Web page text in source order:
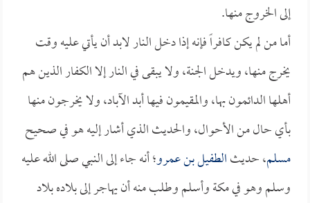
إلى الخروج منها.
أما من لم يكن كافراً فإنه إذا دخل النار لابد أن يأتي عليه وقت
يخرج منها، ويدخل الجنة، ولا يبقى في النار إلا الكفار الذين هم
أهلها الدائمون بها، والمقيمون فيها أبد الآباد، ولا يخرجون منها
بأي حال من الأحوال، والحديث الذي أشار إليه هو في صحيح
مسلم، حديثالطفيل بن عمرو؛ أنه جاء إلى النبي صلى الله عليه
وسلم وهو في مكة وأسلم وطلب منه أن يهاجر إلى بلاده بلاد